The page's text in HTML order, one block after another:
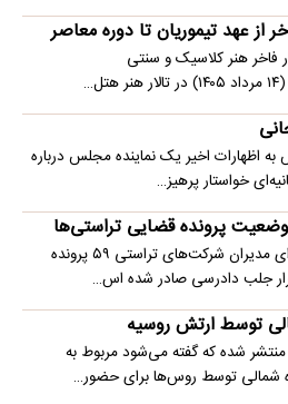
فاخر هنر کلاسیک و سنتی
به اظهارات اخیر یک نماینده مجلس درباره
خواستار پرهیز…
پرونده قضایی تراستی‌ها
دادستان تهران گفت: تاکنون برای مدیران شرکت‌های تراستی ۵۹ پرونده
توسط ارتش روسیه
شده که گفته می‌شود مربوط به
شمالی توسط روس‌ها برای حضور…